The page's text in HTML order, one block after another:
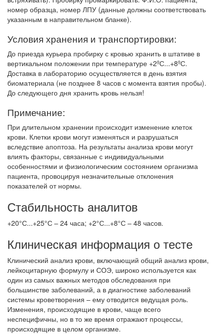
номер образца, номер ЛПУ (данные должны соответствовать
указанным в направительном бланке).
Условия хранения и транспортировки:
До приезда курьера пробирку с кровью хранить в штативе в
вертикальном положении при температуре +2ºС...+8ºС.
Доставка в лабораторию осуществляется в день взятия
биоматериала (не позднее 8 часов с момента взятия пробы).
До следующего дня хранить кровь нельзя!
Примечание:
При длительном хранении происходит изменение клеток
крови. Клетки крови могут изменяться и разрушаться
вследствие апоптоза. На результаты анализа крови могут
влиять факторы, связанные с индивидуальными
особенностями и физиологическим состоянием организма
пациента, провоцируя незначительные отклонения
показателей от нормы.
Стабильность аналитов
+20°С...+25°С – 24 часа; +2°С...+8°С – 48 часов.
Клиническая информация о тесте
Клинический анализ крови, включающий общий анализ крови,
лейкоцитарную формулу и СОЭ, широко используется как
один из самых важных методов обследования при
большинстве заболеваний, а в диагностике заболеваний
системы кроветворения – ему отводится ведущая роль.
Изменения, происходящие в крови, чаще всего
неспецифичны, но в то же время отражают процессы,
происходящие в целом организме.